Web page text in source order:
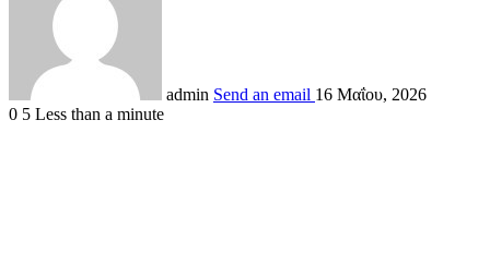
admin Send an email 16 Μαΐου, 2026
0 5 Less than a minute